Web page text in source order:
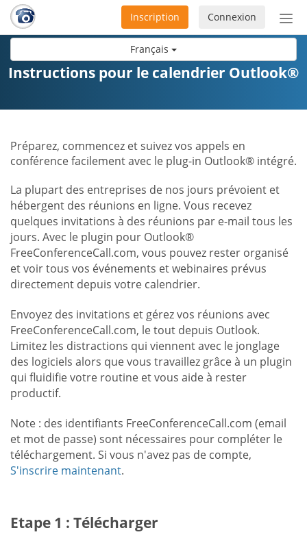
Français
ou
la
Connexion
Inscription
Instructions pour le calendrier Outlook®
Préparez, commencez et suivez vos appels en
conférence facilement avec le plug-in Outlook® intégré.
La plupart des entreprises de nos jours prévoient et
hébergent des réunions en ligne. Vous recevez
quelques invitations à des réunions par e-mail tous les
jours. Avec le plugin pour Outlook®
FreeConferenceCall.com, vous pouvez rester organisé
et voir tous vos événements et webinaires prévus
directement depuis votre calendrier.
Envoyez des invitations et gérez vos réunions avec
FreeConferenceCall.com, le tout depuis Outlook.
Limitez les distractions qui viennent avec le jonglage
des logiciels alors que vous travaillez grâce à un plugin
qui fluidifie votre routine et vous aide à rester
productif.
Note : des identifiants FreeConferenceCall.com (email
et mot de passe) sont nécessaires pour compléter le
téléchargement. Si vous n'avez pas de compte,
S'inscrire maintenant.
Etape 1 : Télécharger